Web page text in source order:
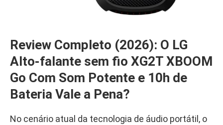
Review Completo (2026): O LG
Alto-falante sem fio XG2T XBOOM
Go Com Som Potente e 10h de
Bateria Vale a Pena?
No cenário atual da tecnologia de áudio portátil, o